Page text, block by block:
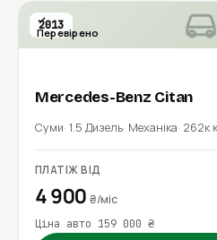
2013
Перевірено
Mercedes-Benz Citan
Суми 1.5 Дизель Механіка 262к
ПЛАТІЖ ВІД
4 900₴/міс
Ціна авто 159 000 ₴